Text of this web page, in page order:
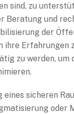
sind, zu
Beratung und
der
ihre Erfahrungen
zu werden, um
sicheren
oder